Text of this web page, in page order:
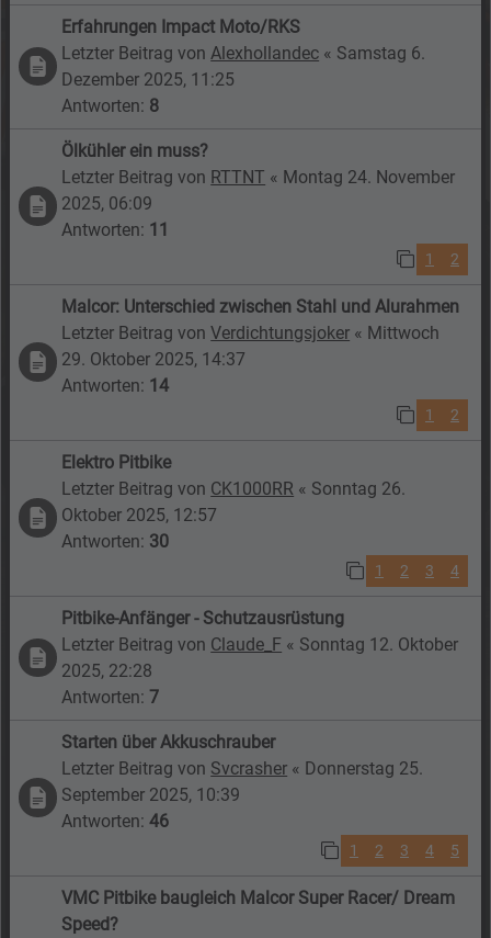
Erfahrungen Impact Moto/RKS
Letzter Beitrag von Alexhollandec « Samstag 6.
Dezember 2025, 11:25
Antworten: 8
Ölkühler ein muss?
Letzter Beitrag von RTTNT « Montag 24. November
2025, 06:09
Antworten: 11
1 2
Malcor: Unterschied zwischen Stahl und Alurahmen
Letzter Beitrag vonVerdichtungsjoker « Mittwoch
29. Oktober 2025, 14:37
Antworten: 14
1 2
Elektro Pitbike
Letzter Beitrag von CK1000RR « Sonntag 26.
Oktober 2025, 12:57
Antworten: 30
1 2 3 4
Pitbike-Anfänger - Schutzausrüstung
Letzter Beitrag von Claude_F « Sonntag 12. Oktober
2025, 22:28
Antworten:7
Starten über Akkuschrauber
Letzter Beitrag von Svcrasher « Donnerstag 25.
September 2025, 10:39
Antworten:46
1 2 3 4 5
VMC Pitbike baugleich Malcor Super Racer/ Dream
Speed?